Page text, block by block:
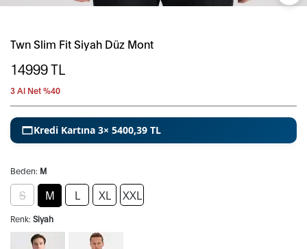
Twn Slim Fit Siyah Düz Mont
14999TL
3 Al Net %40
Kredi Kartına 3× 5400,39 TL
Beden: M
S M L XL XXL
Renk: Siyah